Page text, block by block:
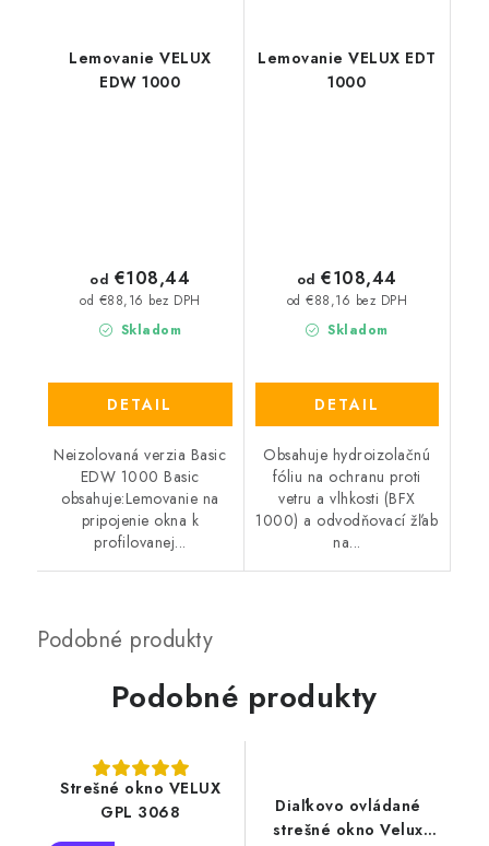
Lemovanie VELUX
EDW 1000
Skladom
od €88,16 bez DPH
od €108,44
DETAIL
Neizolovaná verzia Basic
EDW 1000 Basic
obsahuje:Lemovanie na
pripojenie okna k
profilovanej...
Lemovanie VELUX EDT
1000
Skladom
od €88,16 bez DPH
od €108,44
DETAIL
Obsahuje hydroizolačnú
fóliu na ochranu proti
vetru a vlhkosti (BFX
1000) a odvodňovací žľab
na...
Podobné produkty
Strešné okno VELUX
GPL 3068
Diaľkovo ovládané
strešné okno Velux